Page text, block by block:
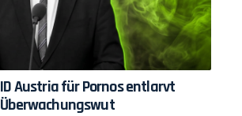
ID Austria für Pornos entlarvt
Überwachungswut